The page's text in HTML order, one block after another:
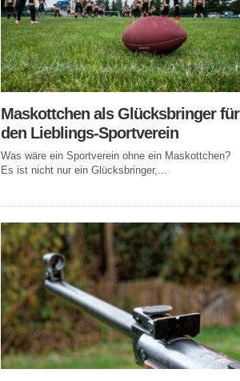
Maskottchen als Glücksbringer für
den Lieblings-Sportverein
Was wäre ein Sportverein ohne ein Maskottchen?
Es ist nicht nur ein Glücksbringer,...